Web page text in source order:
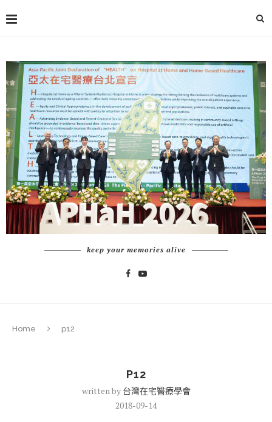
keep your memories alive
Home p12
P12
written by 台灣在宅醫療學會
2018-09-14